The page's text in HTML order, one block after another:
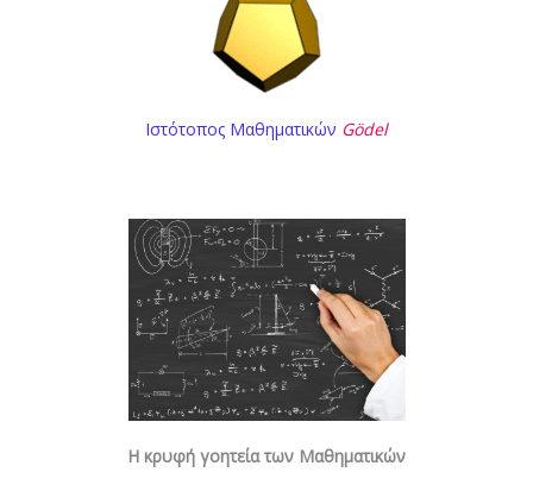
Ιστότοπος Μαθηματικών Gödel
Η κρυφή γοητεία των Μαθηματικών